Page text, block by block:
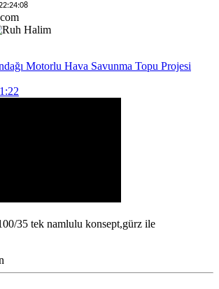
Motorlu Hava Savunma Topu Projesi
35 tek namlulu konsept,gürz ile